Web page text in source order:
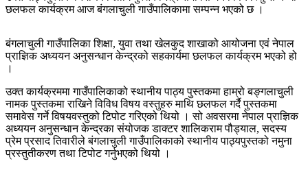
छलफल कार्यक्रम आज बंगलाचुली गाउँपालिकामा सम्पन्न भएको छ ।
बंगलाचुली गाउँपालिका शिक्षा, युवा तथा खेलकुद शाखाको आयोजना एवं नेपाल
प्राज्ञिक अध्ययन अनुसन्धान केन्द्रको सहकार्यमा छलफल कार्यक्रम भएको हो
।
उक्त कार्यक्रममा गाउँपालिकाको स्थानीय पाठ्य पुस्तकमा हाम्रो बङ्गलाचुली
नामक पुस्तकमा राखिने विविध विषय वस्तुहरु माथि छलफल गर्दै पुस्तकमा
समावेस गर्ने विषयवस्तुको टिपोट गरिएको थियो । सो अवसरमा नेपाल प्राज्ञिक
अध्ययन अनुसन्धान केन्द्रका संयोजक डाक्टर शालिकराम पौड्याल, सदस्य
प्रेम प्रसाद तिवारीले बंगलाचुली गाउँपालिकाको स्थानीय पाठ्यपुस्तको नमुना
प्रस्तुतीकरण तथा टिपोट गर्नुभएको थियो ।